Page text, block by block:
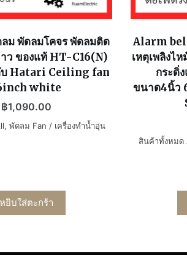
ม พัดลมโคจร พัดลมติด
ว ของแท้ HT-C16(N)
บ Hatari Ceiling fan
white
฿1,090.00
,พัดลม Fan / เครื่องทำน้ำอุ่น
หยิบใส่ตะกร้า
Alarm bell
เหตุเพลิงไ
กระดิ่
ขนาด4นิ้ว
สินค้าทั้งหมด